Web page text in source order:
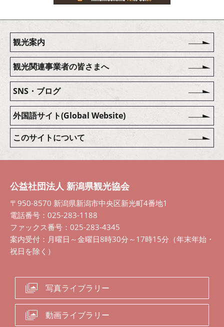
観光案内
観光関連事業者の皆さまへ
SNS・ブログ
外国語サイト(Global Website)
このサイトについて
公益社団法人 新潟県観光協会
〒950-8570 新潟県新潟市中央区新光町4番地1
電話番号：025-283-1188
ファックス番号：025-283-4345
案内受付：月曜日～金曜日8時30分～17時15分（年末年始・
祝日を除く）
写真ライブラリー
動画ライブラリー